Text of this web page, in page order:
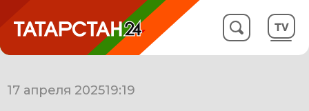
17 апреля 202519:19